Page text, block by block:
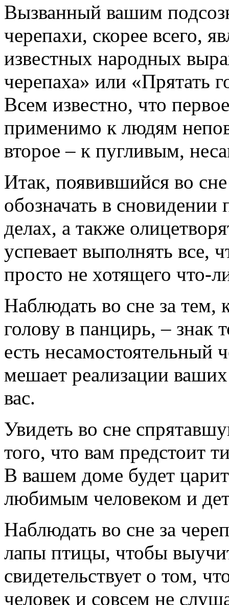
Вызванный вашим
черепахи, скорее всего,
известных народных
черепаха» или «Прятать
Всем известно, что
применимо к людям
второе – к пугливым,
Итак, появившийся во
обозначать в сновидении
делах, а также
успевает выполнять все,
просто не хотящего что-
Наблюдать во сне за тем,
голову в панцирь, – знак
есть несамостоятельный
мешает реализации
вас.
Увидеть во сне
того, что вам предстоит
В вашем доме будет
любимым человеком и
Наблюдать во сне за
лапы птицы, чтобы
свидетельствует о том,
человек и совсем не